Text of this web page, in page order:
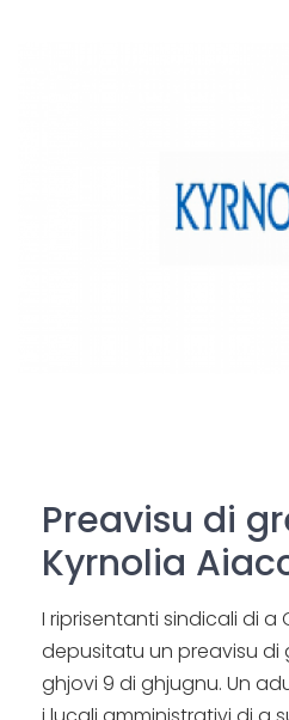
Preavisu di
Kyrnolia
I riprisentanti sindicali di a
depusitatu un preavisu
ghjovi 9 di ghjugnu. Un